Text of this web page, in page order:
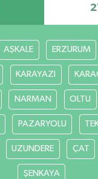
AŞKALE ERZURUM
KARAYAZI
NARMAN OLTU
PAZARYOLU
UZUNDERE ÇAT
ŞENKAYA